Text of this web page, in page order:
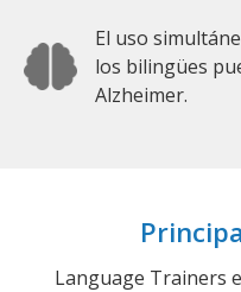
El uso
los bilingües
Alzheimer.
Language Trainers